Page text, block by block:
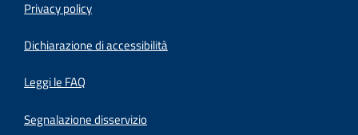
Privacy policy
Dichiarazione di accessibilità
Leggi le FAQ
Segnalazione disservizio